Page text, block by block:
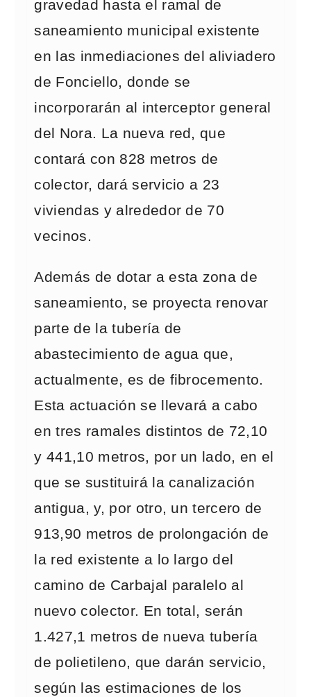
gravedad hasta el ramal de
saneamiento municipal existente
en las inmediaciones del aliviadero
de Fonciello, donde se
incorporarán al interceptor general
del Nora. La nueva red, que
contará con 828 metros de
colector, dará servicio a 23
viviendas y alrededor de 70
vecinos.
Además de dotar a esta zona de
saneamiento, se proyecta renovar
parte de la tubería de
abastecimiento de agua que,
actualmente, es de fibrocemento.
Esta actuación se llevará a cabo
en tres ramales distintos de 72,10
y 441,10 metros, por un lado, en el
que se sustituirá la canalización
antigua, y, por otro, un tercero de
913,90 metros de prolongación de
la red existente a lo largo del
camino de Carbajal paralelo al
nuevo colector. En total, serán
1.427,1 metros de nueva tubería
de polietileno, que darán servicio,
según las estimaciones de los